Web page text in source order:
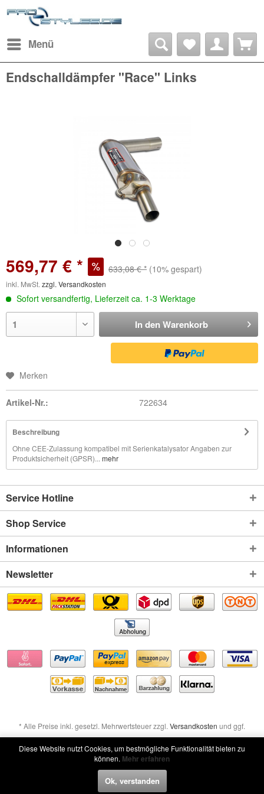
Menü
Endschalldämpfer "Race" Links
569,77 € * 633,08 € * (10% gespart)
inkl. MwSt. zzgl. Versandkosten
Sofort versandfertig, Lieferzeit ca. 1-3 Werktage
In den Warenkorb
Merken
Artikel-Nr.: 722634
Beschreibung
Ohne CEE-Zulassung kompatibel mit Serienkatalysator Angaben zur
Produktsicherheit (GPSR)... mehr
Service Hotline
Shop Service
Informationen
Newsletter
* Alle Preise inkl. gesetzl. Mehrwertsteuer zzgl. Versandkosten und ggf.
Nachnahmegebühren, wenn nicht anders beschrieben
Widerruf erklären
Diese Website nutzt Cookies, um bestmögliche Funktionalität bieten zu
können. Mehr erfahren
Ok, verstanden